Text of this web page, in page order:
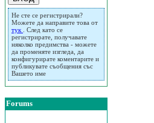
Не сте се регистрирали?
Можете да направите това от
тук
. След като се
регистрирате, получавате
няколко предимства - можете
да променяте изгледа, да
конфигурирате коментарите и
публикувате съобщения със
Вашето име
Forums